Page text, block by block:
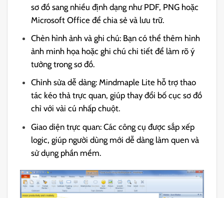
sơ đồ sang nhiều định dạng như PDF, PNG hoặc
Microsoft Office để chia sẻ và lưu trữ.
Chèn hình ảnh và ghi chú: Bạn có thể thêm hình
ảnh minh họa hoặc ghi chú chi tiết để làm rõ ý
tưởng trong sơ đồ.
Chỉnh sửa dễ dàng: Mindmaple Lite hỗ trợ thao
tác kéo thả trực quan, giúp thay đổi bố cục sơ đồ
chỉ với vài cú nhấp chuột.
Giao diện trực quan: Các công cụ được sắp xếp
logic, giúp người dùng mới dễ dàng làm quen và
sử dụng phần mềm.